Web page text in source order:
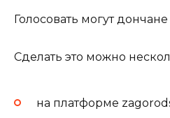
Голосовать могут дончане
Сделать это можно
на платформе